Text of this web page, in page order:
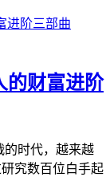
的财富进阶
的时代，越来越
究数百位白手起